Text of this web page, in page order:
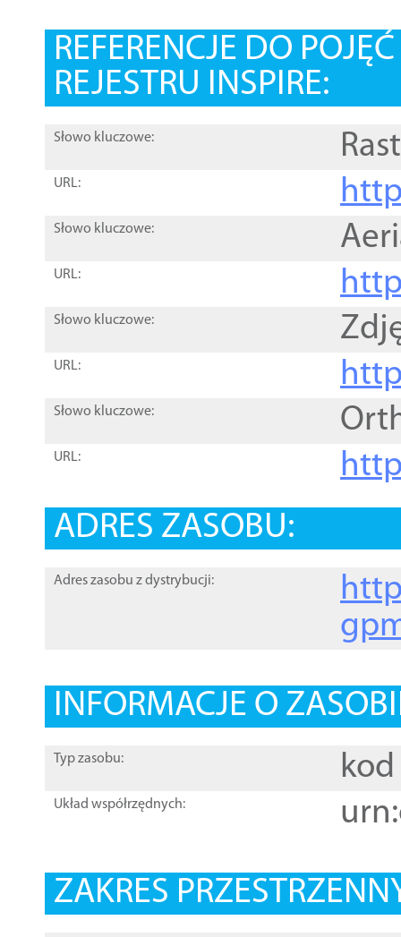
REFERENCJE DO
REJESTRU INSPIRE:
Słowo kluczowe:
URL:
Słowo kluczowe:
URL:
Słowo kluczowe:
URL:
Słowo kluczowe:
URL:
ADRES ZASOBU:
Adres zasobu z dystrybucji:
INFORMACJE O
Typ zasobu: kod
Układ współrzędnych:
ZAKRES